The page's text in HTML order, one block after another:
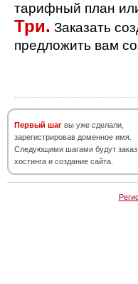
тарифный план
Три. Заказать
предложить вам
Первый шаг вы уже сделали,
зарегистрировав доменное имя.
Следующими шагами будут заказ
хостинга и создание сайта.